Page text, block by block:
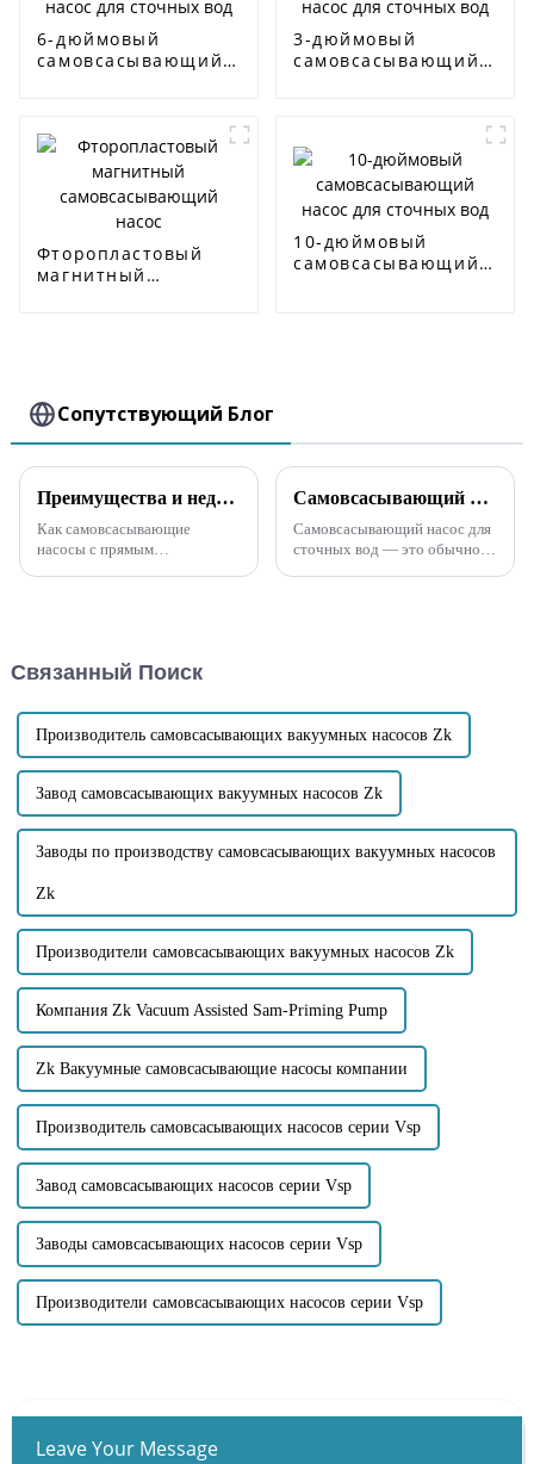
6-дюймовый
самовсасывающий
3-дюймовый
самовсасывающий
Фторопластовый
магнитный
10-дюймовый
самовсасывающий
Сопутствующий Блог
Преимущества и недостатки самовсасывающих насосов прямого и раздельного типа
Как самовсасывающие
насосы с прямым
самовсасывающего насоса с
включают: Компактная
конструкция...
Самовсасывающий насос для сточных вод в основном используется для очистки сточных вод, содержащих твердые частицы.
Самовсасывающий насос для
сточных вод — это обычное
самовсасывания и может
самовсасывать...
Связанный Поиск
Производитель самовсасывающих вакуумных насосов Zk
Завод самовсасывающих вакуумных насосов Zk
Заводы по производству самовсасывающих вакуумных насосов
Zk
Производители самовсасывающих вакуумных насосов Zk
Компания Zk Vacuum Assisted Sam-Priming Pump
Zk Вакуумные самовсасывающие насосы компании
Производитель самовсасывающих насосов серии Vsp
Завод самовсасывающих насосов серии Vsp
Заводы самовсасывающих насосов серии Vsp
Производители самовсасывающих насосов серии Vsp
Leave Your Message